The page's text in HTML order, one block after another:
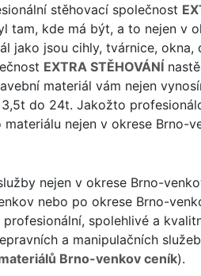
stěhovací společnost
tam, kde má být, a to nejen v
jako jsou cihly, tvárnice,
EXTRA STĚHOVÁNÍ
materiál vám nejen
do 24t. Jakožto
nejen v okrese Brno-
nejen v okrese Brno-
nebo po okrese Brno-
spolehlivé a
a manipulačních
Brno-venkov ceník).